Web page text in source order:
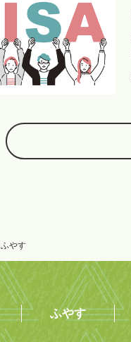
ふやす
ふやす